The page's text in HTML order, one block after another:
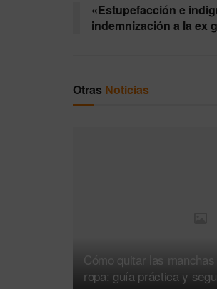
«Estupefacción e
indemnización a la ex
Otras Noticias
Cómo quitar las
ropa: guía práctica y